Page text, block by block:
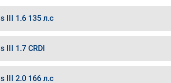
III 1.6 135 л.с
III 1.7 CRDI
III 2.0 166 л.с